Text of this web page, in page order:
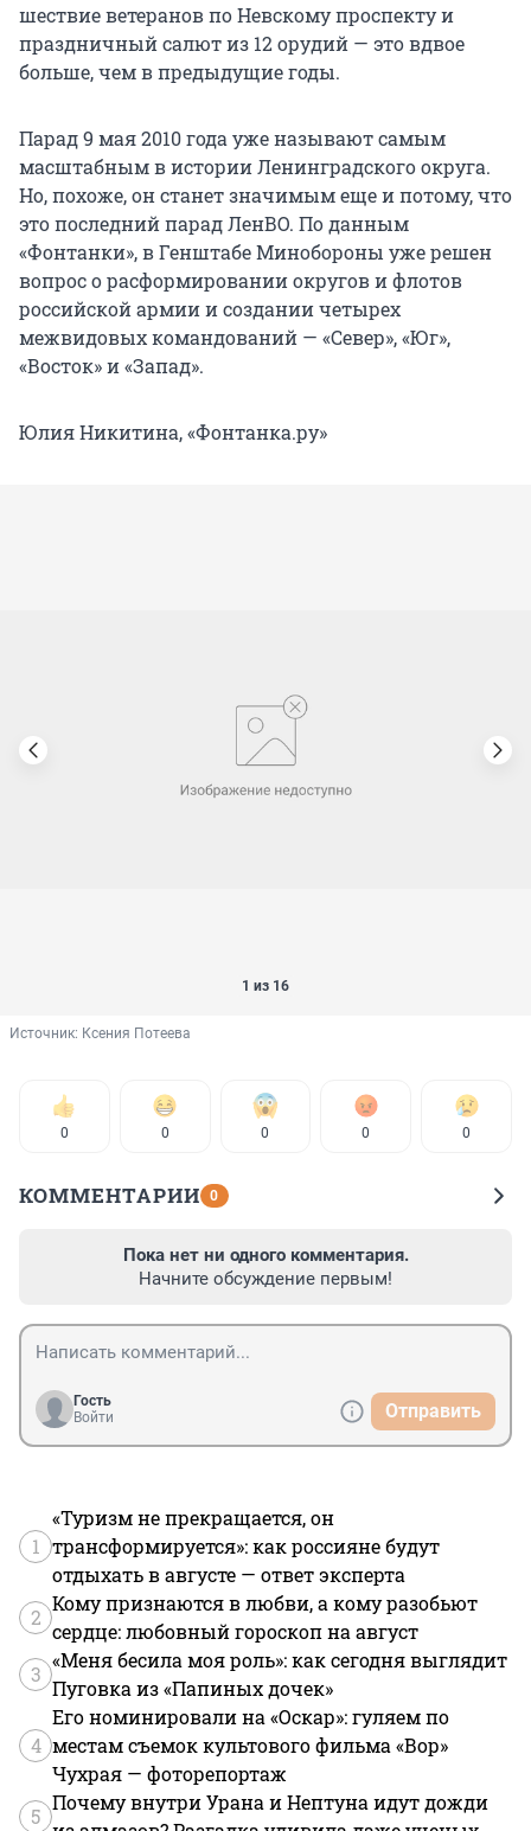
шествие ветеранов по Невскому проспекту и
праздничный салют из 12 орудий — это вдвое
больше, чем в предыдущие годы.
Парад 9 мая 2010 года уже называют самым
масштабным в истории Ленинградского округа.
Но, похоже, он станет значимым еще и потому, что
это последний парад ЛенВО. По данным
«Фонтанки», в Генштабе Минобороны уже решен
вопрос о расформировании округов и флотов
российской армии и создании четырех
межвидовых командований — «Север», «Юг»,
«Восток» и «Запад».
Юлия Никитина, «Фонтанка.ру»
1 из 16
Источник: Ксения Потеева
0 0 0 0 0
КОММЕНТАРИИ 0
Пока нет ни одного комментария.
Начните обсуждение первым!
Гость
Войти
Отправить
1
«Туризм не прекращается, он
трансформируется»: как россияне будут
отдыхать в августе — ответ эксперта
2
Кому признаются в любви, а кому разобьют
сердце: любовный гороскоп на август
3
«Меня бесила моя роль»: как сегодня выглядит
Пуговка из «Папиных дочек»
4
Его номинировали на «Оскар»: гуляем по
местам съемок культового фильма «Вор»
Чухрая — фоторепортаж
5
Почему внутри Урана и Нептуна идут дожди